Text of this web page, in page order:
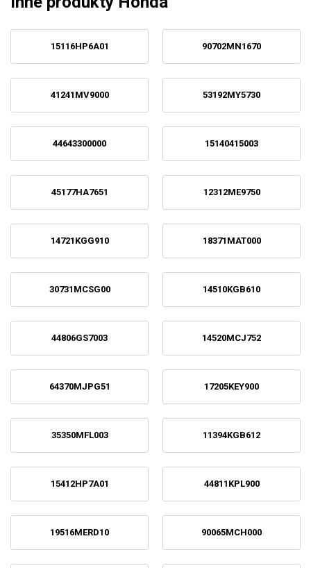
15116HP6A01 90702MN1670
41241MV9000 53192MY5730
44643300000 15140415003
45177HA7651 12312ME9750
14721KGG910 18371MAT000
30731MCSG00 14510KGB610
44806GS7003 14520MCJ752
64370MJPG51 17205KEY900
35350MFL003 11394KGB612
15412HP7A01 44811KPL900
19516MERD10 90065MCH000